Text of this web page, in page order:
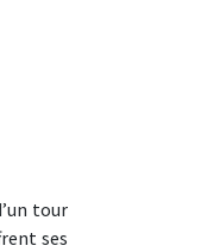
tour
ses